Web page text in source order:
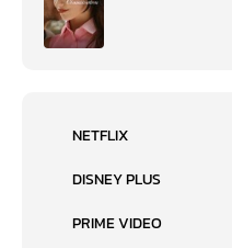
NETFLIX
DISNEY PLUS
PRIME VIDEO